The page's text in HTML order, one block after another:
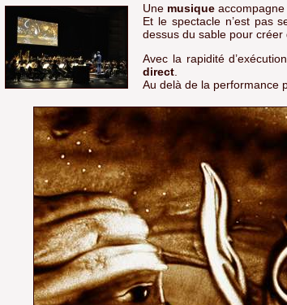
Une musique
Et le spectacle n’est pas
dessus du sable pour créer
Avec la rapidité
direct
Au delà de la performance